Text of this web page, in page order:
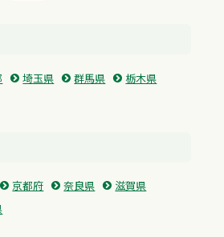
埼玉県 群馬県
栃木県
京都府 奈良県
滋賀県